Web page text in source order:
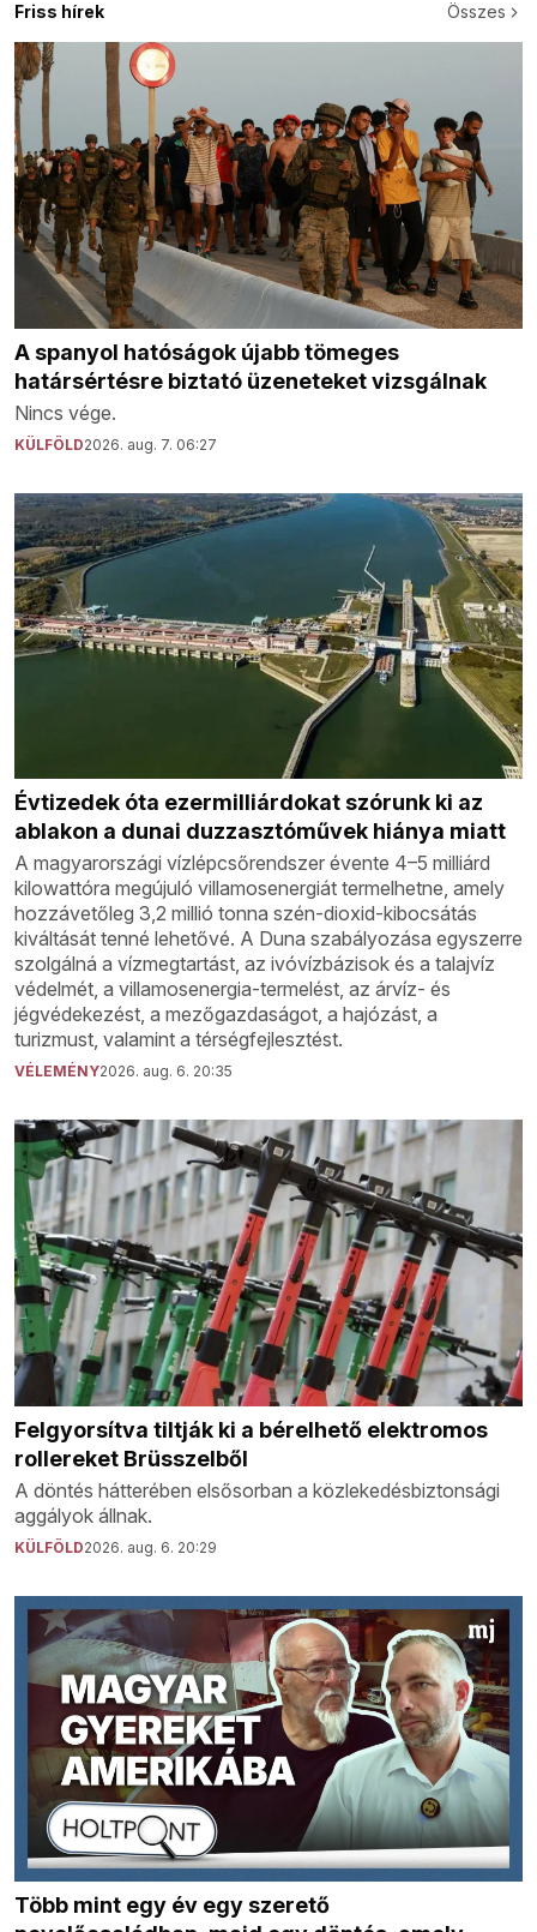
Friss hírek Összes
A spanyol hatóságok újabb tömeges
határsértésre biztató üzeneteket vizsgálnak
Nincs vége.
KÜLFÖLD2026. aug. 7. 06:27
Évtizedek óta ezermilliárdokat szórunk ki az
ablakon a dunai duzzasztóművek hiánya miatt
A magyarországi vízlépcsőrendszer évente 4–5 milliárd
kilowattóra megújuló villamosenergiát termelhetne, amely
hozzávetőleg 3,2 millió tonna szén-dioxid-kibocsátás
kiváltását tenné lehetővé. A Duna szabályozása egyszerre
szolgálná a vízmegtartást, az ivóvízbázisok és a talajvíz
védelmét, a villamosenergia-termelést, az árvíz- és
jégvédekezést, a mezőgazdaságot, a hajózást, a
turizmust, valamint a térségfejlesztést.
VÉLEMÉNY2026. aug. 6. 20:35
Felgyorsítva tiltják ki a bérelhető elektromos
rollereket Brüsszelből
A döntés hátterében elsősorban a közlekedésbiztonsági
aggályok állnak.
KÜLFÖLD2026. aug. 6. 20:29
Több mint egy év egy szerető